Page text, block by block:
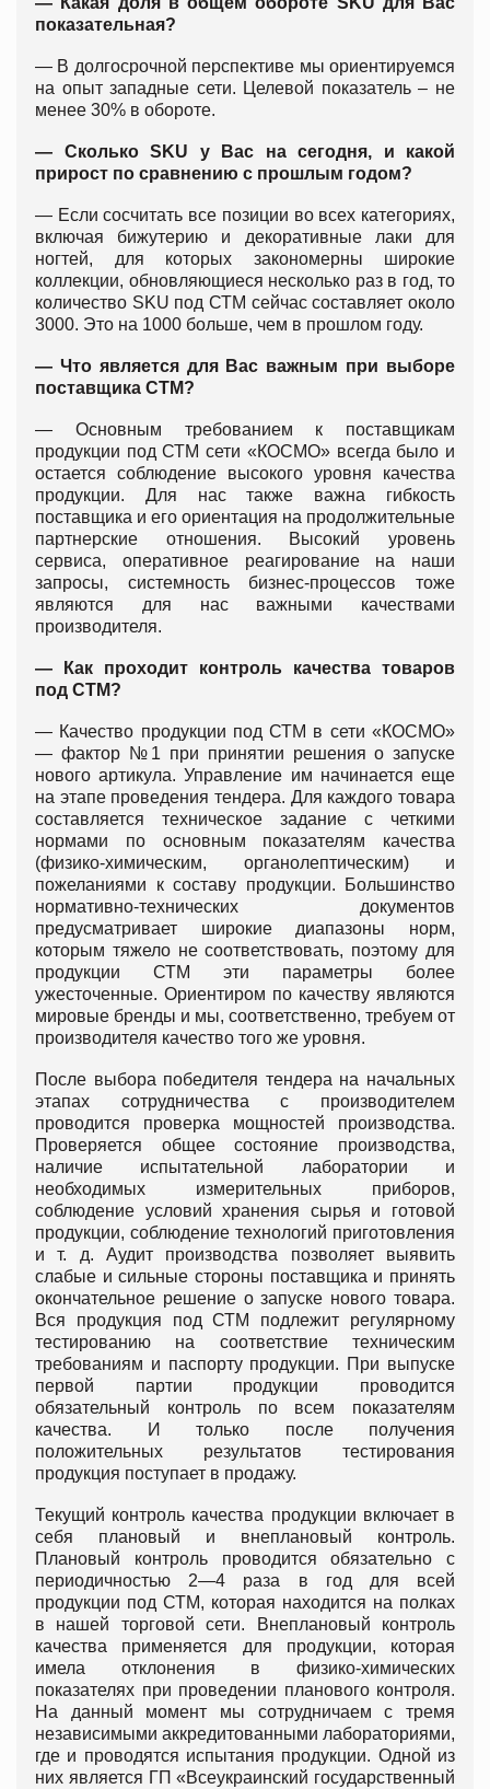
показательная?
— В долгосрочной перспективе мы ориентируемся
на опыт западные сети. Целевой показатель – не
менее 30% в обороте.
— Сколько SKU у Вас на сегодня, и какой
прирост по сравнению с прошлым годом?
— Если сосчитать все позиции во всех категориях,
включая бижутерию и декоративные лаки для
ногтей, для которых закономерны широкие
коллекции, обновляющиеся несколько раз в год, то
количество SKU под СТМ сейчас составляет около
3000. Это на 1000 больше, чем в прошлом году.
— Что является для Вас важным при выборе
поставщика СТМ?
— Основным требованием к поставщикам
продукции под СТМ сети «КОСМО» всегда было и
остается соблюдение высокого уровня качества
продукции. Для нас также важна гибкость
поставщика и его ориентация на продолжительные
партнерские отношения. Высокий уровень
сервиса, оперативное реагирование на наши
запросы, системность бизнес-процессов тоже
являются для нас важными качествами
производителя.
— Как проходит контроль качества товаров
под СТМ?
— Качество продукции под СТМ в сети «КОСМО»
— фактор №1 при принятии решения о запуске
нового артикула. Управление им начинается еще
на этапе проведения тендера. Для каждого товара
составляется техническое задание с четкими
нормами по основным показателям качества
(физико-химическим, органолептическим) и
пожеланиями к составу продукции. Большинство
нормативно-технических документов
предусматривает широкие диапазоны норм,
которым тяжело не соответствовать, поэтому для
продукции СТМ эти параметры более
ужесточенные. Ориентиром по качеству являются
мировые бренды и мы, соответственно, требуем от
производителя качество того же уровня.
После выбора победителя тендера на начальных
этапах сотрудничества с производителем
проводится проверка мощностей производства.
Проверяется общее состояние производства,
наличие испытательной лаборатории и
необходимых измерительных приборов,
соблюдение условий хранения сырья и готовой
продукции, соблюдение технологий приготовления
и т. д. Аудит производства позволяет выявить
слабые и сильные стороны поставщика и принять
окончательное решение о запуске нового товара.
Вся продукция под СТМ подлежит регулярному
тестированию на соответствие техническим
требованиям и паспорту продукции. При выпуске
первой партии продукции проводится
обязательный контроль по всем показателям
качества. И только после получения
положительных результатов тестирования
продукция поступает в продажу.
Текущий контроль качества продукции включает в
себя плановый и внеплановый контроль.
Плановый контроль проводится обязательно с
периодичностью 2—4 раза в год для всей
продукции под СТМ, которая находится на полках
в нашей торговой сети. Внеплановый контроль
качества применяется для продукции, которая
имела отклонения в физико-химических
показателях при проведении планового контроля.
На данный момент мы сотрудничаем с тремя
независимыми аккредитованными лабораториями,
где и проводятся испытания продукции. Одной из
них является ГП «Всеукраинский государственный